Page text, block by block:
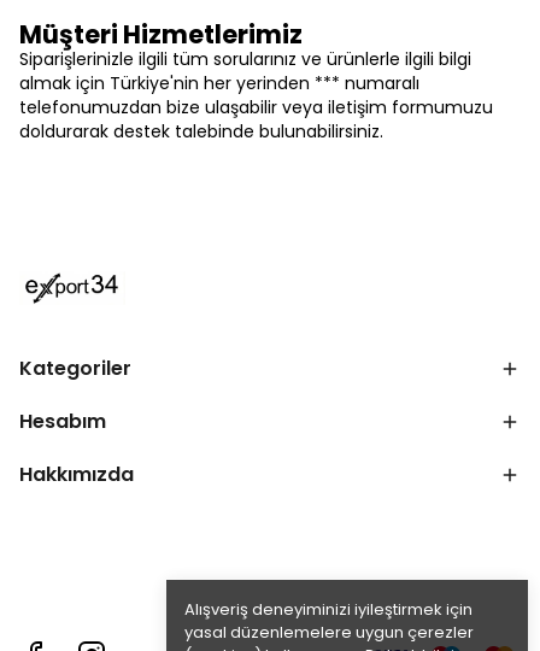
Alışveriş deneyiminizi iyileştirmek için
yasal düzenlemelere uygun çerezler
Müşteri Hizmetlerimiz
Siparişlerinizle ilgili tüm sorularınız ve ürünlerle ilgili bilgi
almak için Türkiye'nin her yerinden *** numaralı
telefonumuzdan bize ulaşabilir veya iletişim formumuzu
doldurarak destek talebinde bulunabilirsiniz.
Kategoriler
Hesabım
Hakkımızda